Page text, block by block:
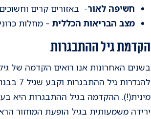
חשיפה לאור- באזורים קרים
מצב הבריאות הכללית – מחלות
הקדמת גיל ההתבגרות
מינית(!). ההקדמה בגיל ההתבגרות היא
ירידה משמעותית בגיל הופעת המחזור